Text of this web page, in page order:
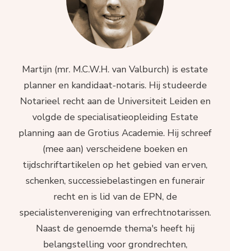
Martijn (mr. M.C.W.H. van Valburch) is estate
planner en kandidaat-notaris. Hij studeerde
Notarieel recht aan de Universiteit Leiden en
volgde de specialisatieopleiding Estate
planning aan de Grotius Academie. Hij schreef
(mee aan) verscheidene boeken en
tijdschriftartikelen op het gebied van erven,
schenken, successiebelastingen en funerair
recht en is lid van de EPN, de
specialistenvereniging van erfrechtnotarissen.
Naast de genoemde thema's heeft hij
belangstelling voor grondrechten,